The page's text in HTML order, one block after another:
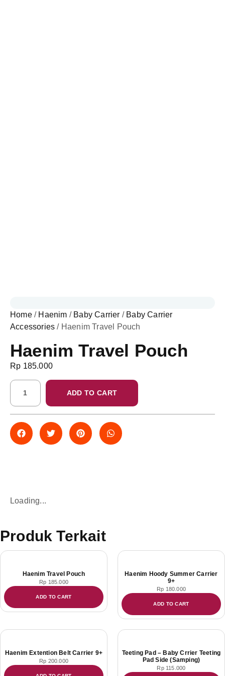
Home/ Haenim / Baby Carrier / Baby Carrier
Accessories / Haenim Travel Pouch
Haenim Travel Pouch
Rp 185.000
ADD TO CART
Loading...
Produk Terkait
Haenim Travel Pouch
Rp 185.000
ADD TO CART
Haenim Hoody Summer Carrier
9+
Rp 180.000
ADD TO CART
Haenim Extention Belt Carrier 9+
Rp 200.000
Teeting Pad – Baby Crrier Teeting
Pad Side (Samping)
Rp115.000